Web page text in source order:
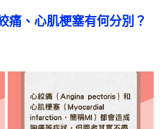
痛、心肌梗塞有何分別？